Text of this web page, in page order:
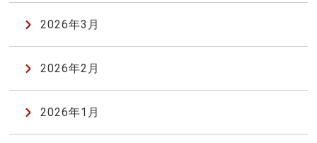
2026年3月
2026年2月
2026年1月